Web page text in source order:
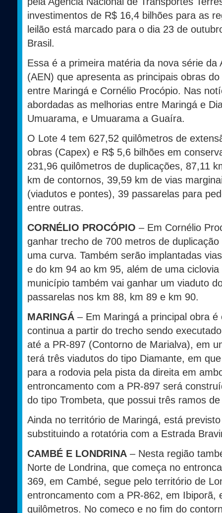
investimentos de R$ 16,4 bilhões para as
leilão está marcado para o dia 23 de
Brasil.
Essa é a primeira matéria da nova série da
(AEN) que apresenta as principais obras
entre Maringá e Cornélio Procópio. Nas
abordadas as melhorias entre Maringá e
Umuarama, e Umuarama a Guaíra.
O Lote 4 tem 627,52 quilômetros de
obras (Capex) e R$ 5,6 bilhões em
231,96 quilômetros de duplicações, 87,11
km de contornos, 39,59 km de vias
(viadutos e pontes), 39 passarelas para
entre outras.
CORNÉLIO PROCÓPIO – Em Cornélio
ganhar trecho de 700 metros de
uma curva. Também serão implantadas
e do km 94 ao km 95, além de uma
município também vai ganhar um viaduto
passarelas nos km 88, km 89 e km 90.
MARINGÁ – Em Maringá a principal obra
continua a partir do trecho sendo
até a PR-897 (Contorno de Marialva), em
terá três viadutos do tipo Diamante, em
para a rodovia pela pista da direita em
entroncamento com a PR-897 será
do tipo Trombeta, que possui três ramos
Ainda no território de Maringá, está
substituindo a rotatória com a Estrada
CAMBÉ E LONDRINA – Nesta região
Norte de Londrina, que começa no
369, em Cambé, segue pelo território de
entroncamento com a PR-862, em Ibiporã,
quilômetros. No começo e no fim do